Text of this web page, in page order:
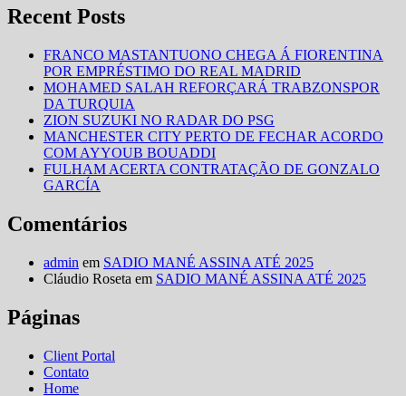
Basketball
Africa
Recent Posts
FRANCO MASTANTUONO CHEGA Á FIORENTINA
POR EMPRÉSTIMO DO REAL MADRID
MOHAMED SALAH REFORÇARÁ TRABZONSPOR
DA TURQUIA
ZION SUZUKI NO RADAR DO PSG
MANCHESTER CITY PERTO DE FECHAR ACORDO
COM AYYOUB BOUADDI
FULHAM ACERTA CONTRATAÇÃO DE GONZALO
GARCÍA
Comentários
admin em SADIO MANÉ ASSINA ATÉ 2025
Cláudio Roseta em SADIO MANÉ ASSINA ATÉ 2025
Páginas
Client Portal
Contato
Home